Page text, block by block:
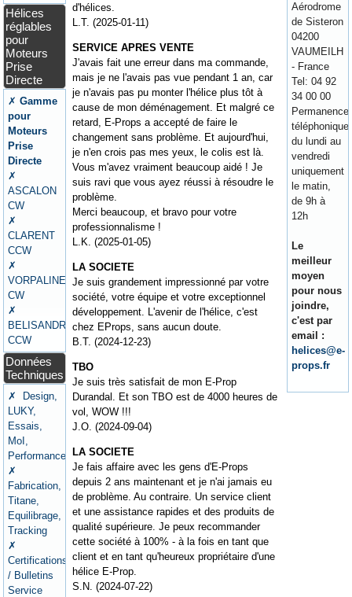
Hélices
réglables
pour
Moteurs
Prise
Directe
✗Gamme
pour
Moteurs
Prise
Directe
✗
ASCALON
CW
✗
CLARENT
CCW
✗
VORPALINE
CW
✗
BELISANDRE
CCW
Données
Techniques
✗ Design,
LUKY,
Essais,
MoI,
Performances
✗
Fabrication,
Titane,
Equilibrage,
Tracking
✗
Certifications
/ Bulletins
Service
d'hélices.
L.T. (2025-01-11)
SERVICE APRES VENTE
J'avais fait une erreur dans ma commande,
mais je ne l'avais pas vue pendant 1 an, car
je n'avais pas pu monter l'hélice plus tôt à
cause de mon déménagement. Et malgré ce
retard, E-Props a accepté de faire le
changement sans problème. Et aujourd'hui,
je n'en crois pas mes yeux, le colis est là.
Vous m'avez vraiment beaucoup aidé ! Je
suis ravi que vous ayez réussi à résoudre le
problème.
Merci beaucoup, et bravo pour votre
professionnalisme !
L.K. (2025-01-05)
LA SOCIETE
Je suis grandement impressionné par votre
société, votre équipe et votre exceptionnel
développement. L'avenir de l'hélice, c'est
chez EProps, sans aucun doute.
B.T. (2024-12-23)
TBO
Je suis très satisfait de mon E-Prop
Durandal. Et son TBO est de 4000 heures de
vol, WOW !!!
J.O. (2024-09-04)
LA SOCIETE
Je fais affaire avec les gens d'E-Props
depuis 2 ans maintenant et je n'ai jamais eu
de problème. Au contraire. Un service client
et une assistance rapides et des produits de
qualité supérieure. Je peux recommander
cette société à 100% - à la fois en tant que
client et en tant qu'heureux propriétaire d'une
hélice E-Prop.
S.N. (2024-07-22)
Aérodrome
de Sisteron
04200
VAUMEILH
- France
Tel: 04 92
34 00 00
Permanence
téléphonique
du lundi au
vendredi
uniquement
le matin,
de 9h à
12h
Le
meilleur
moyen
pour nous
joindre,
c'est par
email :
helices@e-
props.fr